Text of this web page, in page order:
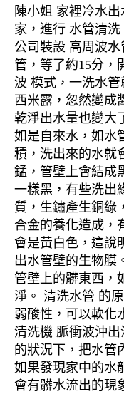
陳小姐 家裡冷水
家，進行 水管清
公司裝設 高周波
管，等了約15分，
波 模式，一洗水
西米露，忽然變成
乾淨出水量也變大
如是自來水，如水
積，洗出來的水就
錳，管壁上會結成
一樣黑，有些洗出
質，生鏽產生銅綠
合金的養化造成，
會是黃白色，這說
出水管壁的生物膜
管壁上的髒東西，
淨。 清洗水管 的
弱酸性，可以軟化
清洗機 脈衝波沖
的狀況下，把水管
如果發現家中的水
會有髒水流出的現